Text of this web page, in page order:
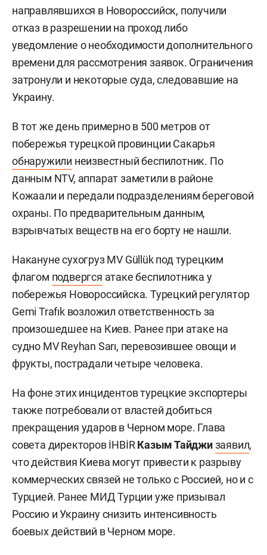
направлявшихся в Новороссийск, получили
отказ в разрешении на проход либо
уведомление о необходимости дополнительного
времени для рассмотрения заявок. Ограничения
затронули и некоторые суда, следовавшие на
Украину.
В тот же день примерно в 500 метров от
побережья турецкой провинции Сакарья
обнаружили неизвестный беспилотник. По
данным NTV, аппарат заметили в районе
Кожаали и передали подразделениям береговой
охраны. По предварительным данным,
взрывчатых веществ на его борту не нашли.
Накануне сухогруз MV Güllük под турецким
флагом подвергся атаке беспилотника у
побережья Новороссийска. Турецкий регулятор
Gemi Trafık возложил ответственность за
произошедшее на Киев. Ранее при атаке на
судно MV Reyhan Sarı, перевозившее овощи и
фрукты, пострадали четыре человека.
На фоне этих инцидентов турецкие экспортеры
также потребовали от властей добиться
прекращения ударов в Черном море. Глава
совета директоров İHBİRКазым Тайджизаявил,
что действия Киева могут привести к разрыву
коммерческих связей не только с Россией, но и с
Турцией. Ранее МИД Турции уже призывал
Россию и Украину снизить интенсивность
боевых действий в Черном море.